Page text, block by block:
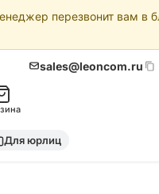
перезвонит вам в
sales@leoncom.ru
Драйкулеры (сухие
Для юрлиц